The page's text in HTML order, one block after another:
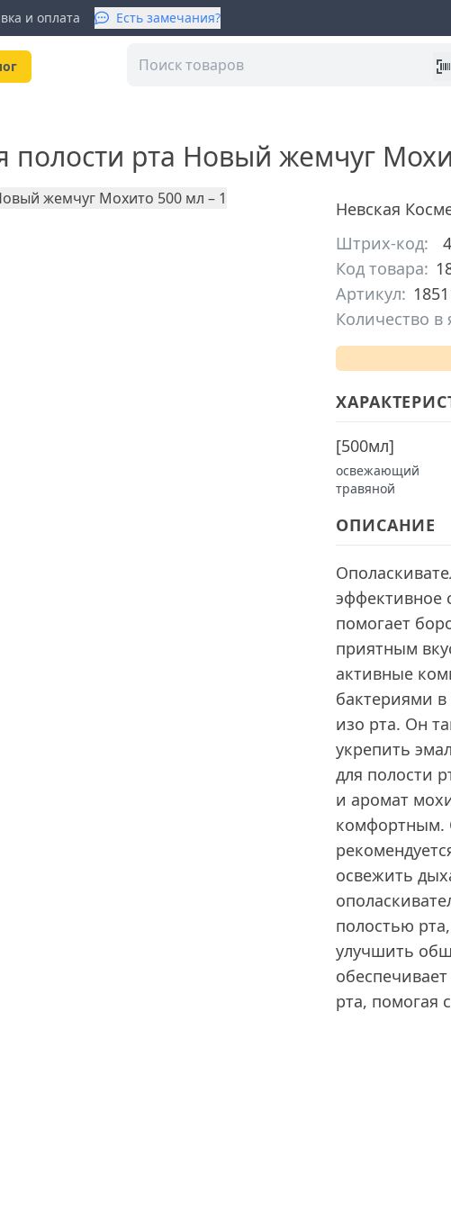
и оплата Есть замечания?
полости рта Новый жемчуг
Невская
Штрих-код:
Код товара:
Артикул:
Количество в
[500мл]
освежающий
травяной
ОПИСАНИЕ
эффективное
помогает
приятным
активные
бактериями
изо рта. Он
укрепить
для полости
и аромат
комфортным.
освежить
полостью
улучшить
рта, помогая